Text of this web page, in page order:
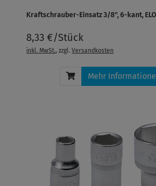
Kraftschrauber-Einsatz 3/8", 6-kant,
8,33 €/Stück
inkl. MwSt., zzgl.Versandkosten
Mehr